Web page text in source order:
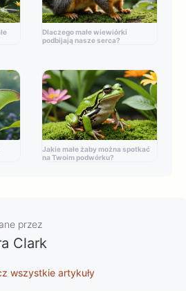
Dlaczego małe wiewiórki
podbijają nasze serca?
Jakie małe żaby można spotkać
na Twoim podwórku?
przez
Clark
wszystkie artykuły